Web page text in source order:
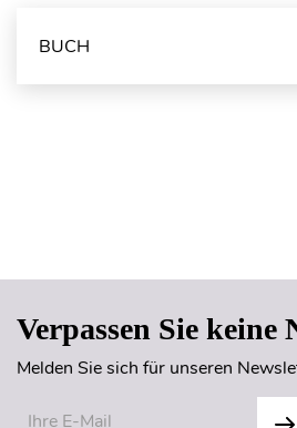
BUCH
Verpassen Sie keine
Melden Sie sich für unseren